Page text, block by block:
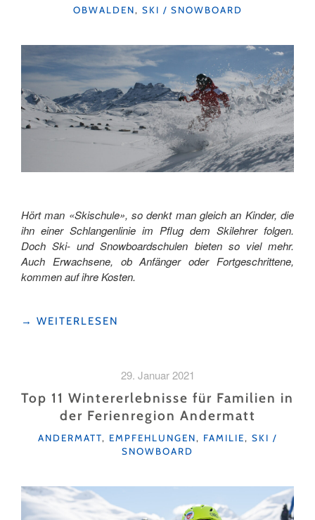
KATEGORIEN
OBWALDEN, SKI / SNOWBOARD
Hört man «Skischule», so denkt man gleich an Kinder, die
ihn einer Schlangenlinie im Pflug dem Skilehrer folgen.
Doch Ski- und Snowboardschulen bieten so viel mehr.
Auch Erwachsene, ob Anfänger oder Fortgeschrittene,
kommen auf ihre Kosten.
"SKISCHULE
ALS
KINDERUNTERRICHT"
→ WEITERLESEN
29. Januar 2021
Top 11 Wintererlebnisse für Familien in
der Ferienregion Andermatt
KATEGORIEN
ANDERMATT, EMPFEHLUNGEN, FAMILIE, SKI /
SNOWBOARD